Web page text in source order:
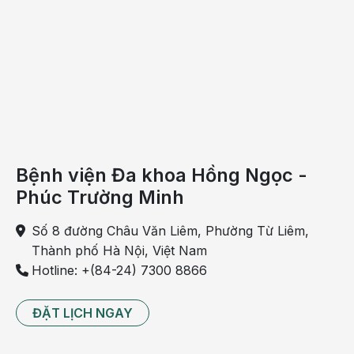
Suy thận cấp có thể tiềm ẩn nhiều nguy cơ nguy hiểm
Giai đoạn đái trở lại
Ở giai đoạn này, bệnh nhân đã có thể đi tiểu và lượng
Bệnh viện Đa khoa Hồng Ngọc -
Phúc Trường Minh
Số 8 đường Châu Văn Liêm, Phường Từ Liêm,
Thành phố Hà Nội, Việt Nam
Hotline: +(84-24) 7300 8866
ĐẶT LỊCH NGAY